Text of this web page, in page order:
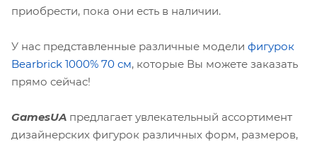
приобрести, пока они есть в наличии.
У нас представленные различные модели фигурок
Bearbrick 1000% 70 см, которые Вы можете заказать
прямо сейчас!
GamesUA предлагает увлекательный ассортимент
дизайнерских фигурок различных форм, размеров,